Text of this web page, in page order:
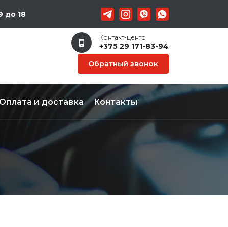
до 18
Контакт-центр
+375 29 171-83-94
Обратный звонок
Оплата и доставка Контакты